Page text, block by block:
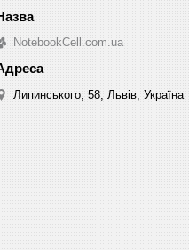
NotebookCell.com.ua
Липинського, 58, Львів, Україна